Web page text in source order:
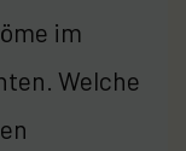
im
Welche